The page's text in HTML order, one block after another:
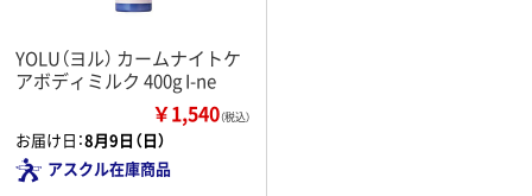
YOLU（ヨル） カームナイトケ
アボディミルク 400g I-ne
￥1,540（税込）
お届け日：8月9日（日）
アスクル在庫商品